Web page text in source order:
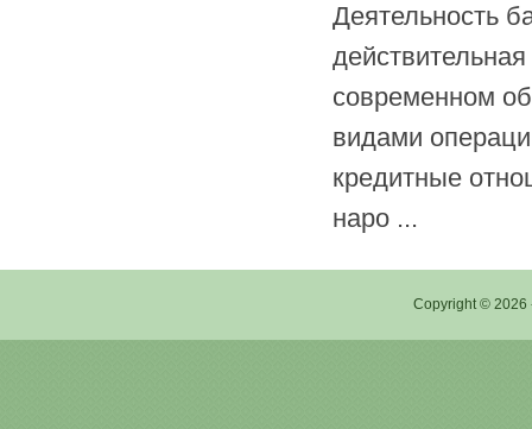
Деятельность
современном
видами
кредитные
наро ...
Copyright © 2026